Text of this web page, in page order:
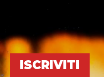
ISCRIVITI